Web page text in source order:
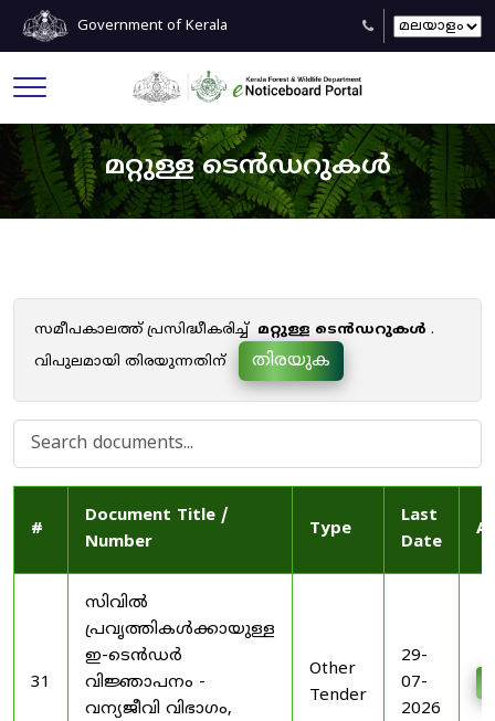
Government of Kerala
മറ്റുള്ള ടെൻഡറുകൾ
സമീപകാലത്ത് പ്രസിദ്ധീകരിച്ച് മറ്റുള്ള ടെൻഡറുകൾ .
വിപുലമായി തിരയുന്നതിന്
തിരയുക
#
Document Title /
Number
Type
Last
Date
31
സിവിൽ
പ്രവൃത്തികൾക്കായുള്ള
ഇ-ടെൻഡർ
വിജ്ഞാപനം -
വന്യജീവി വിഭാഗം,
Other
Tender
29-
07-
2026